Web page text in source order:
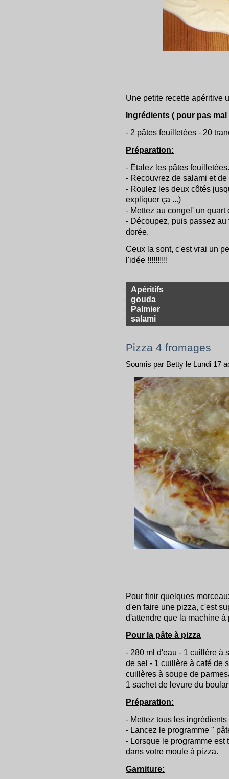
Une petite recette apéritive
Ingrédients ( pour pas
- 2 pâtes feuilletées - 20
Préparation:
- Étalez les pâtes
- Recouvrez de salami et de
- Roulez les deux côtés
expliquer ça ...)
- Mettez au congel' un
- Découpez, puis passez
dorée.
Ceux la sont, c'est vrai un
l'idée !!!!!!!!!!
Apéritifs
gouda
Palmier
salami
Pizza 4 fromages
Soumis par Betty le Lundi 17
Pour finir quelques
d'en faire une pizza, c'est
d'attendre que la machine
Pour la pâte à pizza
- 280 ml d'eau - 1 cuillère à
de sel - 1 cuillère à café de
cuillères à soupe de
1 sachet de levure du
Préparation:
- Mettez tous les
- Lancez le programme "
- Lorsque le programme
dans votre moule à pizza.
Garniture: